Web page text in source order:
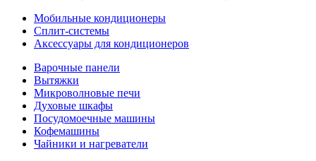
Мобильные кондиционеры
Сплит-системы
Аксессуары для кондиционеров
Варочные панели
Вытяжки
Микроволновые печи
Духовые шкафы
Посудомоечные машины
Кофемашины
Чайники и нагреватели